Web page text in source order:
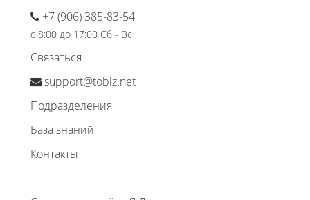
+7 (906) 385-83-54
с 8:00 до 17:00 Сб - Вс
Связаться
support@tobiz.net
Подразделения
База знаний
Контакты